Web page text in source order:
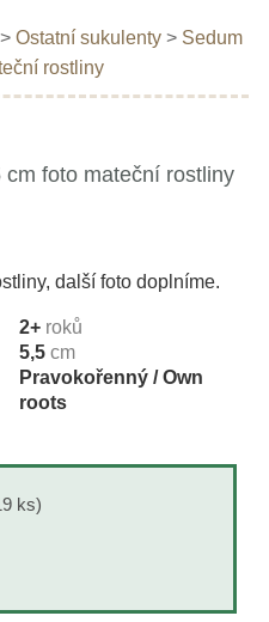
> Ostatní sukulenty > Sedum
rostliny
foto mateční rostliny
další foto doplníme.
2+ roků
5,5 cm
Pravokořenný / Own
roots
ks)